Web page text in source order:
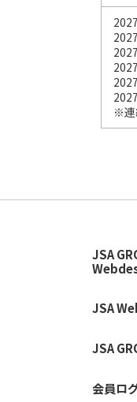
※連
JSA
JSA
JSA
会員ロ